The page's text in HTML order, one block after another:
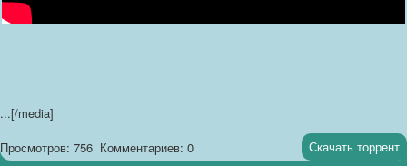
...[/media]
Просмотров: 756 Комментариев: 0 Скачать торрент